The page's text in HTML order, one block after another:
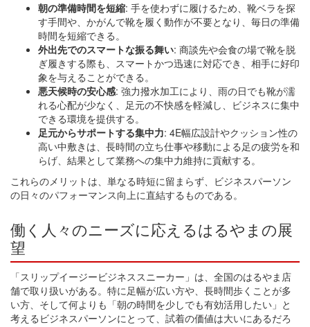
朝の準備時間を短縮: 手を使わずに履けるため、靴ベラを探
す手間や、かがんで靴を履く動作が不要となり、毎日の準備
時間を短縮できる。
外出先でのスマートな振る舞い: 商談先や会食の場で靴を脱
ぎ履きする際も、スマートかつ迅速に対応でき、相手に好印
象を与えることができる。
悪天候時の安心感: 強力撥水加工により、雨の日でも靴が濡
れる心配が少なく、足元の不快感を軽減し、ビジネスに集中
できる環境を提供する。
足元からサポートする集中力: 4E幅広設計やクッション性の
高い中敷きは、長時間の立ち仕事や移動による足の疲労を和
らげ、結果として業務への集中力維持に貢献する。
これらのメリットは、単なる時短に留まらず、ビジネスパーソン
の日々のパフォーマンス向上に直結するものである。
働く人々のニーズに応えるはるやまの展
望
「スリップイージービジネススニーカー」は、全国のはるやま店
舗で取り扱いがある。特に足幅が広い方や、長時間歩くことが多
い方、そして何よりも「朝の時間を少しでも有効活用したい」と
考えるビジネスパーソンにとって、試着の価値は大いにあるだろ